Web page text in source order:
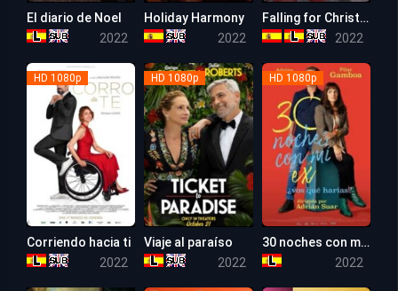
El diario de Noel
2022
5.3
Holiday Harmony
2022
Falling for Christmas
2022
HD 1080p
Corriendo hacia ti
2022
HD 1080p
Viaje al paraíso
2022
HD 1080p
30 noches con mi ex
2022